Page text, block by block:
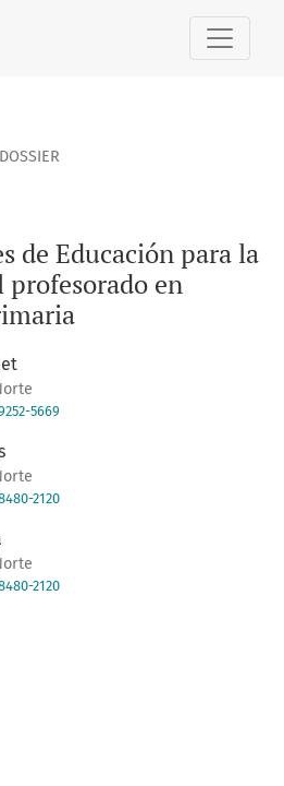
para la Ciudadanía en el
de Educación para la
profesorado en
5669
2120
2120